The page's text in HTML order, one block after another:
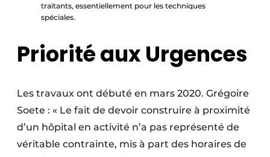
traitants, essentiellement pour les techniques
spéciales.
Priorité aux Urgences
Les travaux ont débuté en mars 2020. Grégoire
Soete : « Le fait de devoir construire à proximité
d’un hôpital en activité n’a pas représenté de
véritable contrainte, mis à part des horaires de